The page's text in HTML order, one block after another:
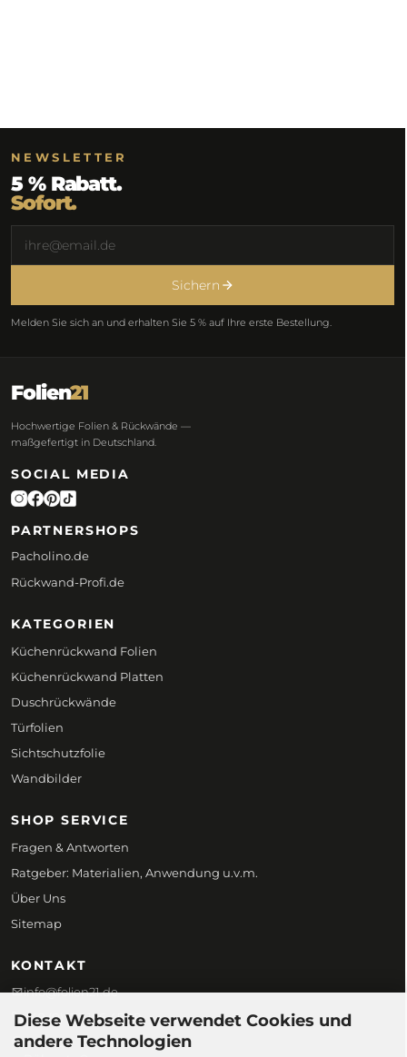
Diese Webseite verwendet Cookies und
andere Technologien
NEWSLETTER
5 % Rabatt.
Sofort.
Sichern
Melden Sie sich an und erhalten Sie 5 % auf Ihre erste Bestellung.
Folien21
Hochwertige Folien & Rückwände —
maßgefertigt in Deutschland.
SOCIAL MEDIA
PARTNERSHOPS
Pacholino.de
Rückwand-Profi.de
KATEGORIEN
Küchenrückwand Folien
Küchenrückwand Platten
Duschrückwände
Türfolien
Sichtschutzfolie
Wandbilder
SHOP SERVICE
Fragen & Antworten
Ratgeber: Materialien, Anwendung u.v.m.
Über Uns
Sitemap
KONTAKT
info@folien21.de
+49 (0) 172 186 45 98
Folien21